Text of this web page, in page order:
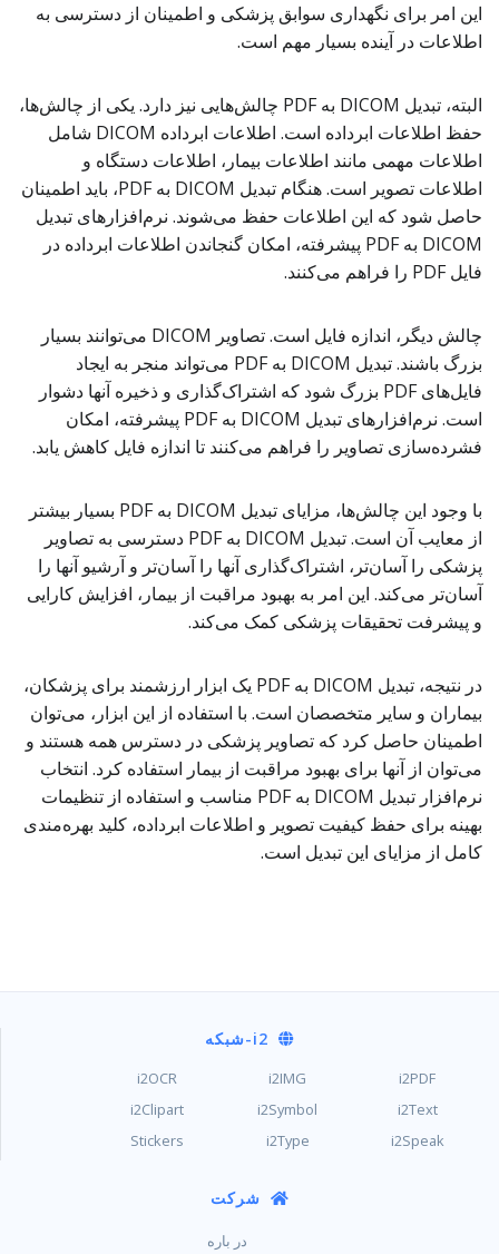
این امر برای نگهداری سوابق پزشکی و اطمینان از دسترسی به
اطلاعات در آینده بسیار مهم است.
البته، تبدیل DICOM به PDF چالش‌هایی نیز دارد. یکی از چالش‌ها،
حفظ اطلاعات ابرداده است. اطلاعات ابرداده DICOM شامل
اطلاعات مهمی مانند اطلاعات بیمار، اطلاعات دستگاه و
اطلاعات تصویر است. هنگام تبدیل DICOM به PDF، باید اطمینان
حاصل شود که این اطلاعات حفظ می‌شوند. نرم‌افزارهای تبدیل
DICOM به PDF پیشرفته، امکان گنجاندن اطلاعات ابرداده در
فایل PDF را فراهم می‌کنند.
چالش دیگر، اندازه فایل است. تصاویر DICOM می‌توانند بسیار
بزرگ باشند. تبدیل DICOM به PDF می‌تواند منجر به ایجاد
فایل‌های PDF بزرگ شود که اشتراک‌گذاری و ذخیره آنها دشوار
است. نرم‌افزارهای تبدیل DICOM به PDF پیشرفته، امکان
فشرده‌سازی تصاویر را فراهم می‌کنند تا اندازه فایل کاهش یابد.
با وجود این چالش‌ها، مزایای تبدیل DICOM به PDF بسیار بیشتر
از معایب آن است. تبدیل DICOM به PDF دسترسی به تصاویر
پزشکی را آسان‌تر، اشتراک‌گذاری آنها را آسان‌تر و آرشیو آنها را
آسان‌تر می‌کند. این امر به بهبود مراقبت از بیمار، افزایش کارایی
و پیشرفت تحقیقات پزشکی کمک می‌کند.
در نتیجه، تبدیل DICOM به PDF یک ابزار ارزشمند برای پزشکان،
بیماران و سایر متخصصان است. با استفاده از این ابزار، می‌توان
اطمینان حاصل کرد که تصاویر پزشکی در دسترس همه هستند و
می‌توان از آنها برای بهبود مراقبت از بیمار استفاده کرد. انتخاب
نرم‌افزار تبدیل DICOM به PDF مناسب و استفاده از تنظیمات
بهینه برای حفظ کیفیت تصویر و اطلاعات ابرداده، کلید بهره‌مندی
کامل از مزایای این تبدیل است.
i2-شبکه
i2PDF
i2IMG
i2OCR
i2Text
i2Symbol
i2Clipart
i2Speak
i2Type
Stickers
شرکت
در باره